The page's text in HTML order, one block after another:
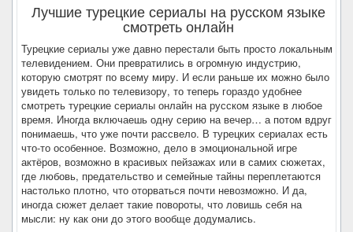
Лучшие турецкие сериалы на русском языке
смотреть онлайн
Турецкие сериалы уже давно перестали быть просто локальным
телевидением. Они превратились в огромную индустрию,
которую смотрят по всему миру. И если раньше их можно было
увидеть только по телевизору, то теперь гораздо удобнее
смотреть турецкие сериалы онлайн на русском языке в любое
время. Иногда включаешь одну серию на вечер… а потом вдруг
понимаешь, что уже почти рассвело. В турецких сериалах есть
что-то особенное. Возможно, дело в эмоциональной игре
актёров, возможно в красивых пейзажах или в самих сюжетах,
где любовь, предательство и семейные тайны переплетаются
настолько плотно, что оторваться почти невозможно. И да,
иногда сюжет делает такие повороты, что ловишь себя на
мысли: ну как они до этого вообще додумались.